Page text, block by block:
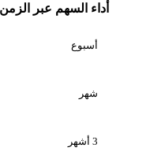
أداء السهم عبر الزمن
أسبوع
شهر
3 أشهر